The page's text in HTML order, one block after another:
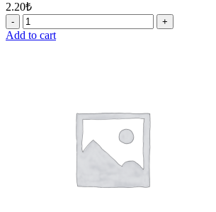
2.20₺
24
-
Add to cart